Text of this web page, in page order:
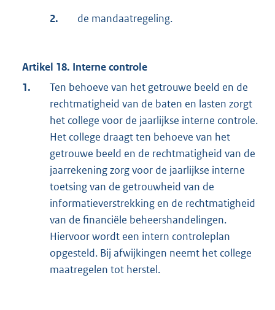
2. de mandaatregeling.
Artikel 18. Interne controle
1.
Ten behoeve van het getrouwe beeld en de
rechtmatigheid van de baten en lasten zorgt
het college voor de jaarlijkse interne controle.
Het college draagt ten behoeve van het
getrouwe beeld en de rechtmatigheid van de
jaarrekening zorg voor de jaarlijkse interne
toetsing van de getrouwheid van de
informatieverstrekking en de rechtmatigheid
van de financiële beheershandelingen.
Hiervoor wordt een intern controleplan
opgesteld. Bij afwijkingen neemt het college
maatregelen tot herstel.